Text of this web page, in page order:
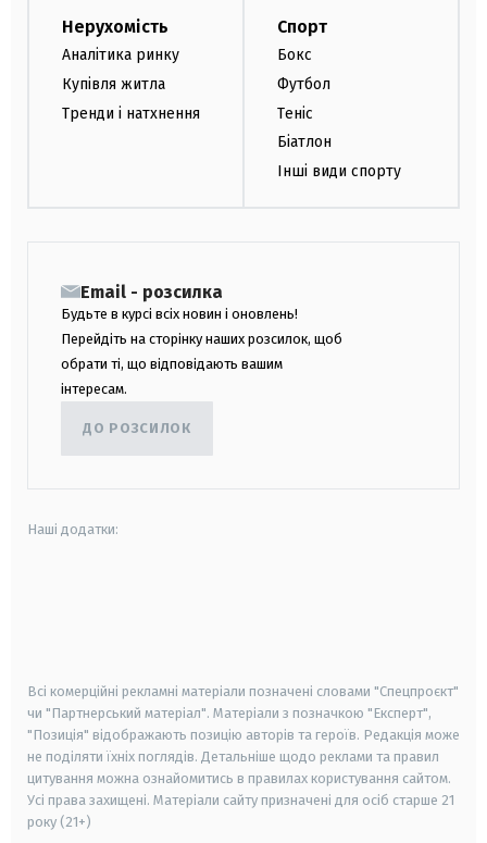
Нерухомість
Аналітика ринку
Купівля житла
Тренди і натхнення
Спорт
Бокс
Футбол
Теніс
Біатлон
Інші види спорту
Email - розсилка
Будьте в курсі всіх новин і оновлень!
Перейдіть на сторінку наших розсилок, щоб
обрати ті, що відповідають вашим
інтересам.
ДО РОЗСИЛОК
Наші додатки:
Всі комерційні рекламні матеріали позначені словами "Спецпроєкт"
чи "Партнерський матеріал". Матеріали з позначкою "Експерт",
"Позиція" відображають позицію авторів та героїв. Редакція може
не поділяти їхніх поглядів. Детальніше щодо реклами та правил
цитування можна ознайомитись в правилах користування сайтом.
Усі права захищені. Матеріали сайту призначені для осіб старше 21
року (21+)